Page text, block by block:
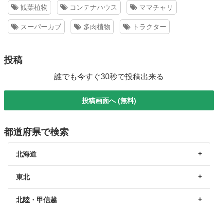
観葉植物 コンテナハウス ママチャリ
スーパーカブ 多肉植物 トラクター
投稿
誰でも今すぐ30秒で投稿出来る
投稿画面へ (無料)
都道府県で検索
北海道
東北
北陸・甲信越